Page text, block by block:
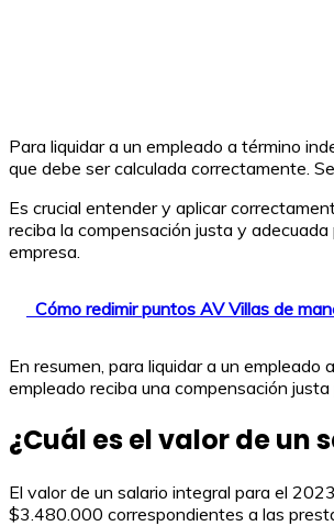
Para liquidar a un empleado a término
que debe ser calculada correctamente.
Es crucial entender y aplicar
reciba la compensación justa y
empresa.
Cómo redimir puntos AV Villas de
En resumen, para liquidar a un
empleado reciba una compensación
¿Cuál es el valor de un
El valor de un salario integral para el
$3.480.000 correspondientes a las